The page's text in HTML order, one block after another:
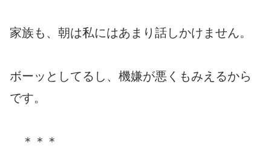
家族も、朝は私にはあまり話しかけません。
ボーッとしてるし、機嫌が悪くもみえるから
です。
＊＊＊